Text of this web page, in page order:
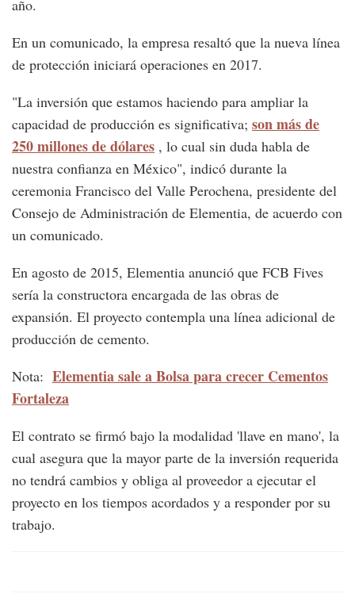
año.
En un comunicado, la empresa resaltó que la nueva línea
de protección iniciará operaciones en 2017.
"La inversión que estamos haciendo para ampliar la
capacidad de producción es significativa; son más de
250 millones de dólares , lo cual sin duda habla de
nuestra confianza en México", indicó durante la
ceremonia Francisco del Valle Perochena, presidente del
Consejo de Administración de Elementia, de acuerdo con
un comunicado.
En agosto de 2015, Elementia anunció que FCB Fives
sería la constructora encargada de las obras de
expansión. El proyecto contempla una línea adicional de
producción de cemento.
Nota: Elementia sale a Bolsa para crecer Cementos
Fortaleza
El contrato se firmó bajo la modalidad 'llave en mano', la
cual asegura que la mayor parte de la inversión requerida
no tendrá cambios y obliga al proveedor a ejecutar el
proyecto en los tiempos acordados y a responder por su
trabajo.